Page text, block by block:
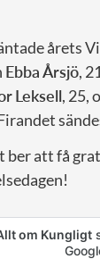
årets
EbbaÅrsjö,
Leksell, 25,
ber att få
om Kungligt